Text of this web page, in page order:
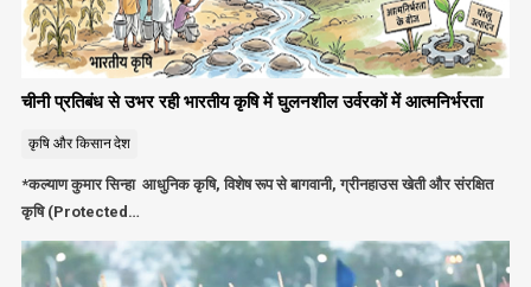
चीनी प्रतिबंध से उभर रही भारतीय कृषि में घुलनशील उर्वरकों में आत्मनिर्भरता
कृषि और किसानदेश
*कल्याण कुमार सिन्हा आधुनिक कृषि, विशेष रूप से बागवानी, ग्रीनहाउस खेती और संरक्षित
कृषि (Protected…